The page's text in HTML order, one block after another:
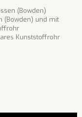
(Bowden)
(Bowden) und mit
Kunststoffrohr